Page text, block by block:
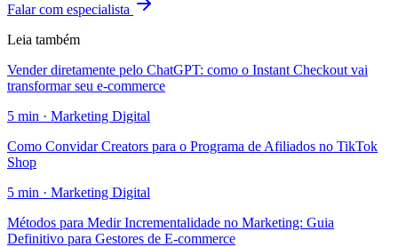
Falar com especialista
Leia também
Vender diretamente pelo ChatGPT: como o Instant Checkout vai
transformar seu e-commerce
5 min · Marketing Digital
Como Convidar Creators para o Programa de Afiliados no TikTok
Shop
5 min · Marketing Digital
Métodos para Medir Incrementalidade no Marketing: Guia
Definitivo para Gestores de E-commerce